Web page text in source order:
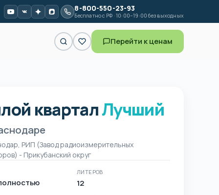
8-800-550-23-93
Бесплатно с РФ · 10:00–19:00 без выходных
Перейти к ценам
квартал Лучший в
кварталЛучший
РИП (Завод радиоизмерительных
- Прикубанский округ
ЛИТЕРОВ
12